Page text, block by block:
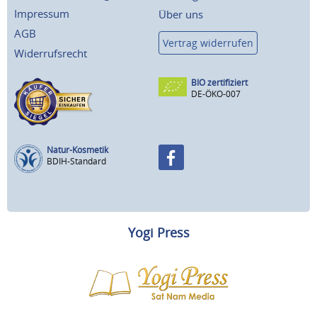
Impressum
AGB
Widerrufsrecht
Über uns
Vertrag widerrufen
BIO zertifiziert
DE-ÖKO-007
Natur-Kosmetik
BDIH-Standard
Yogi Press